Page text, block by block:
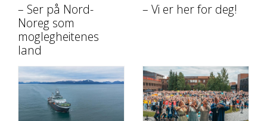
– Ser på Nord-
Noreg som
moglegheitenes
land
– Vi er her for deg!